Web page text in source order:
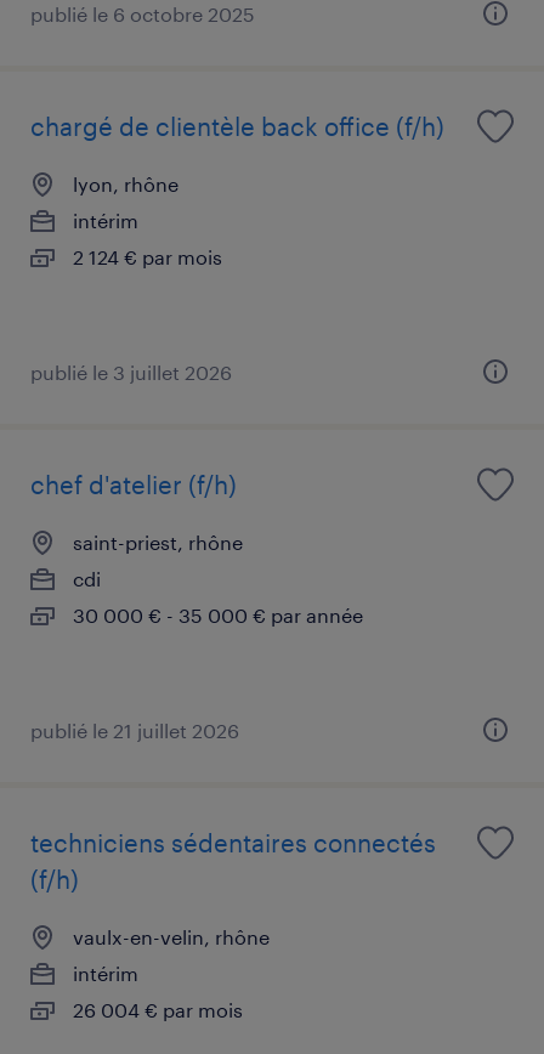
publié le 6 octobre 2025
chargé de clientèle back office (f/h)
lyon, rhône
intérim
2 124 € par mois
publié le 3 juillet 2026
chef d'atelier (f/h)
saint-priest, rhône
cdi
30 000 € - 35 000 € par année
publié le 21 juillet 2026
techniciens sédentaires connectés
(f/h)
vaulx-en-velin, rhône
intérim
26 004 € par mois